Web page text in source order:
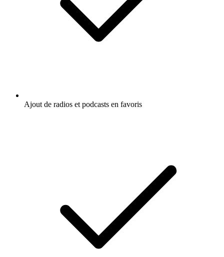
Ajout de radios et podcasts en favoris